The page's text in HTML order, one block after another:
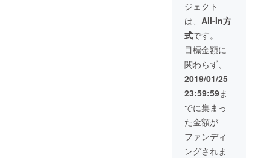
しらっ
たオリ
ジナル
グッズ
を提供
しま
す！素
敵なイ
ラスト
を描い
ていた
だいた
のでス
マホ
ケース
にしま
ジェクト
は、 All-In方
式です。
目標金額に
関わらず、
2019/01/25
23:59:59ま
でに集まっ
た金額が
ファンディ
ングされま